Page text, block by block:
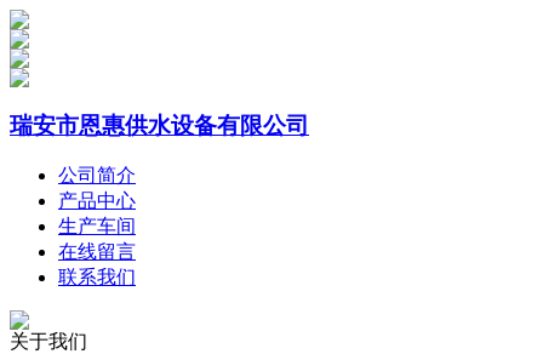
瑞安市恩惠供水设备有限公司
公司简介
产品中心
生产车间
在线留言
联系我们
关于我们